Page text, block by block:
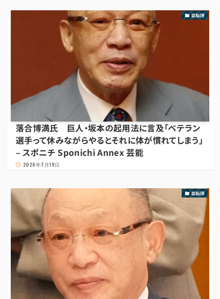
首脳陣
落合博満氏 巨人・坂本の起用法に言及「ベテラン
選手って休みながらやるとそれに体が慣れてしまう」
– スポニチ Sponichi Annex 芸能
2026年7月19日
首脳陣